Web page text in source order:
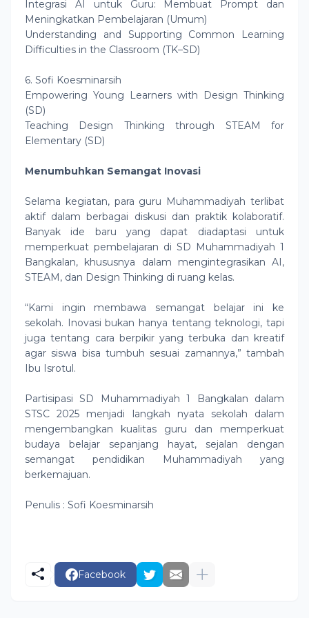
Integrasi AI untuk Guru: Membuat Prompt dan
Meningkatkan Pembelajaran (Umum)
Understanding and Supporting Common Learning
Difficulties in the Classroom (TK–SD)
6. Sofi Koesminarsih
Empowering Young Learners with Design Thinking
(SD)
Teaching Design Thinking through STEAM for
Elementary (SD)
Menumbuhkan Semangat Inovasi
Selama kegiatan, para guru Muhammadiyah terlibat
aktif dalam berbagai diskusi dan praktik kolaboratif.
Banyak ide baru yang dapat diadaptasi untuk
memperkuat pembelajaran di SD Muhammadiyah 1
Bangkalan, khususnya dalam mengintegrasikan AI,
STEAM, dan Design Thinking di ruang kelas.
“Kami ingin membawa semangat belajar ini ke
sekolah. Inovasi bukan hanya tentang teknologi, tapi
juga tentang cara berpikir yang terbuka dan kreatif
agar siswa bisa tumbuh sesuai zamannya,” tambah
Ibu Isrotul.
Partisipasi SD Muhammadiyah 1 Bangkalan dalam
STSC 2025 menjadi langkah nyata sekolah dalam
mengembangkan kualitas guru dan memperkuat
budaya belajar sepanjang hayat, sejalan dengan
semangat pendidikan Muhammadiyah yang
berkemajuan.
Penulis : Sofi Koesminarsih
Facebook